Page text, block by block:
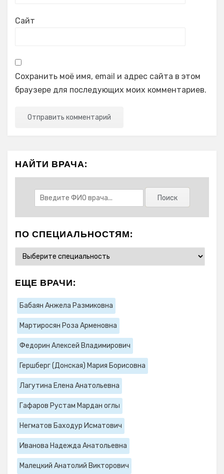
Сайт
Сохранить моё имя, email и адрес сайта в этом
браузере для последующих моих комментариев.
НАЙТИ ВРАЧА:
ПО СПЕЦИАЛЬНОСТЯМ:
ЕЩЕ ВРАЧИ:
Бабаян Анжела Размиковна
Мартиросян Роза Арменовна
Федорин Алексей Владимирович
Гершберг (Донская) Мария Борисовна
Лагутина Елена Анатольевна
Гафаров Рустам Мардан оглы
Негматов Баходур Исматович
Иванова Надежда Анатольевна
Малецкий Анатолий Викторович